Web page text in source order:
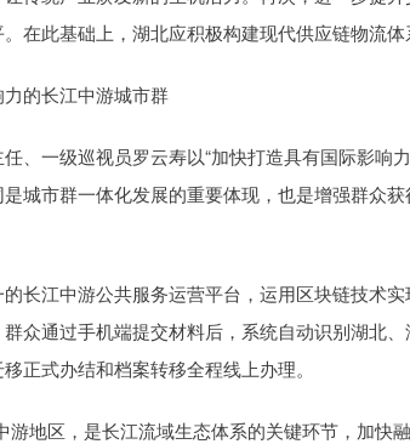
在此基础上，湖北应积极构建现代供应链物流体
的长江中游城市群
一级巡视员罗云寿以“加快打造具有国际影响
城市群一体化发展的重要体现，也是增强群众
江中游公共服务运营平台，运用区块链技术实
众通过手机端提交材料后，系统自动识别湖北
正式办结和档案转移全程线上办理。
地区，是长江流域生态体系的关键环节，加快